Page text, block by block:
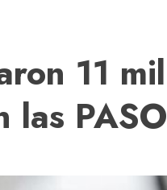
11 mil
las PASO